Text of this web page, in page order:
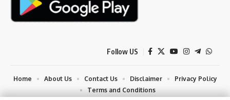
Follow US
Home About Us Contact Us Disclaimer
Privacy Policy
Terms and Conditions